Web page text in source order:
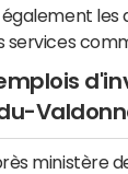
également les
ministère